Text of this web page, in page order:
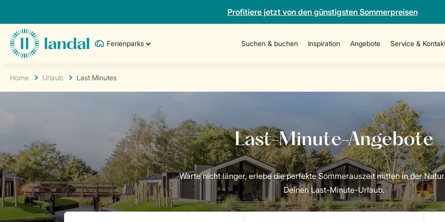
Profitiere jetzt von den günstigsten Sommerpreisen
Ferienparks Suchen & buchen Inspiration Angebote Service &
Home Urlaub Last Minutes
Warte nicht länger, erlebe die perfekte Sommerauszeit mitten in der
Deinen Last-Minute-Urlaub.